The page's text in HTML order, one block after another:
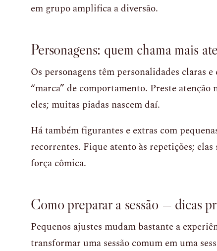
em grupo amplifica a diversão.
Personagens: quem chama mais
Os personagens têm personalidades claras
“marca” de comportamento. Preste atenção
eles; muitas piadas nascem daí.
Há também figurantes e extras com
recorrentes. Fique atento às repetições;
força cômica.
Como preparar a sessão — dicas
Pequenos ajustes mudam bastante a
transformar uma sessão comum em uma